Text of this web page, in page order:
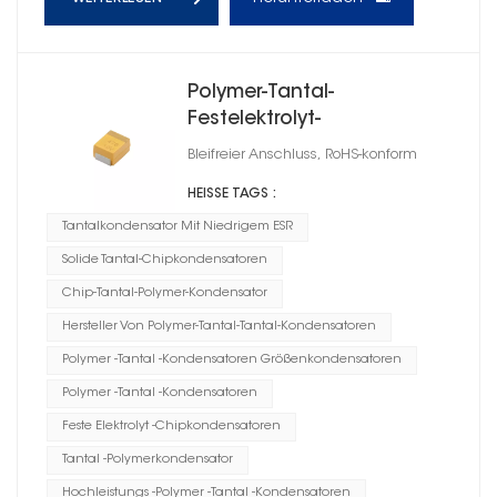
Polymer-Tantal-
Festelektrolyt-
Chipkondensator,
Bleifreier Anschluss, RoHS-konform
HEISSE TAGS :
Tantalkondensator Mit Niedrigem ESR
Solide Tantal-Chipkondensatoren
Chip-Tantal-Polymer-Kondensator
Hersteller Von Polymer-Tantal-Tantal-Kondensatoren
Polymer -Tantal -Kondensatoren Größenkondensatoren
Polymer -Tantal -Kondensatoren
Feste Elektrolyt -Chipkondensatoren
Tantal -Polymerkondensator
Hochleistungs -Polymer -Tantal -Kondensatoren